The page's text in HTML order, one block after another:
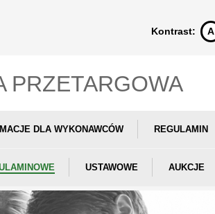
Kontrast: A
PRZETARGOWA
DLA WYKONAWCÓW REGULAMIN
USTAWOWE AUKCJE